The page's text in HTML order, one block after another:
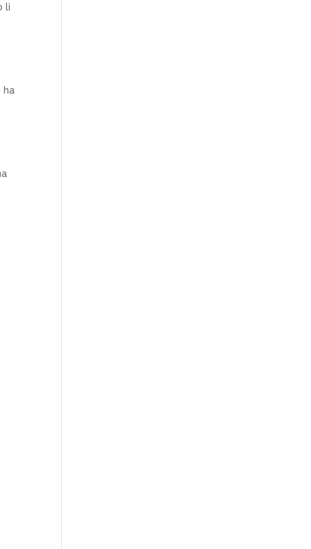
lì
ha